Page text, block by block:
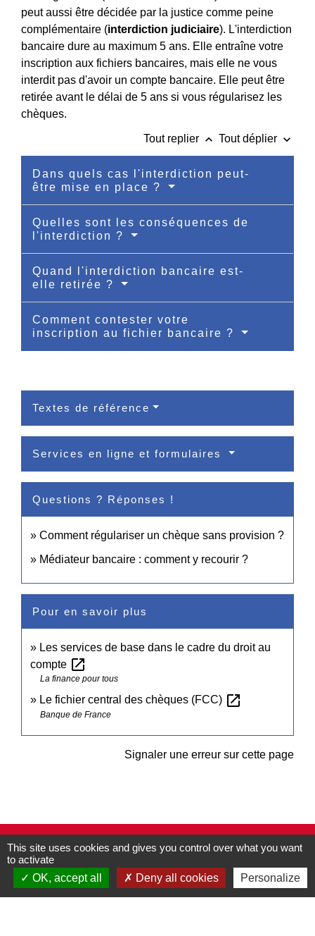
peut aussi être décidée par la justice comme peine
complémentaire (interdiction judiciaire). L'interdiction
bancaire dure au maximum 5 ans. Elle entraîne votre
inscription aux fichiers bancaires, mais elle ne vous
interdit pas d'avoir un compte bancaire. Elle peut être
retirée avant le délai de 5 ans si vous régularisez les
chèques.
Tout replier keyboard_arrow_up Tout déplier keyboard_arrow_down
Dans quels cas l'interdiction peut-
être mise en place ?
Quelles sont les conséquences de
l'interdiction ?
Quand l'interdiction bancaire est-
elle retirée ?
Comment contester votre
inscription au fichier bancaire ?
Textes de référence
Services en ligne et formulaires
Questions ? Réponses !
Comment régulariser un chèque sans provision ?
Médiateur bancaire : comment y recourir ?
Pour en savoir plus
Les services de base dans le cadre du droit au
compte open_in_new
La finance pour tous
Le fichier central des chèques (FCC) open_in_new
Banque de France
Signaler une erreur sur cette page
Contacts
Commune de Pullay
2 rue des Rossignols
This site uses cookies and gives you control over what you want
to activate
OK, accept all
Deny all cookies Personalize